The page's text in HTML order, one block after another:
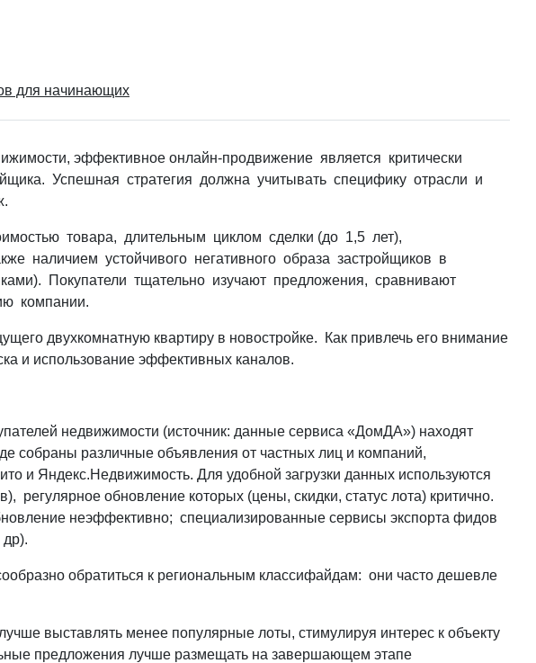
для начинающих
эффективное онлайн-продвижение является критически
Успешная стратегия должна учитывать специфику отрасли и
товара, длительным циклом сделки (до 1,5 лет),
наличием устойчивого негативного образа застройщиков в
Покупатели тщательно изучают предложения, сравнивают
компании.
двухкомнатную квартиру в новостройке. Как привлечь его внимание
и использование эффективных каналов.
недвижимости (источник: данные сервиса «ДомДА») находят
собраны различные объявления от частных лиц и компаний,
и Яндекс.Недвижимость. Для удобной загрузки данных используются
регулярное обновление которых (цены, скидки, статус лота) критично.
неэффективно; специализированные сервисы экспорта фидов
др).
обратиться к региональным классифайдам: они часто дешевле
выставлять менее популярные лоты, стимулируя интерес к объекту
предложения лучше размещать на завершающем этапе